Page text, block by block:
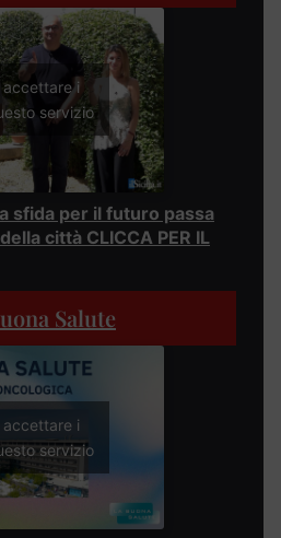
accettare i
servizio
sfida per il futuro passa
città CLICCA PER IL
Salute
accettare i
servizio